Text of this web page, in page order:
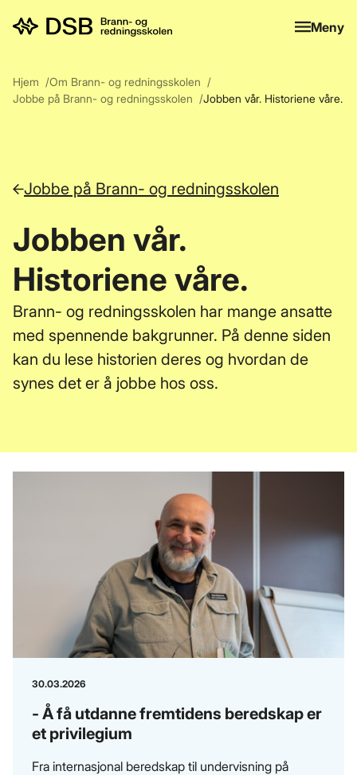
Meny
Meny
Hjem
Om Brann- og redningsskolen
Jobbe på Brann- og redningsskolen
Jobben vår. Historiene våre.
Jobbe på Brann- og redningsskolen
Jobben vår.
Historiene våre.
Brann- og redningsskolen har mange ansatte
med spennende bakgrunner. På denne siden
kan du lese historien deres og hvordan de
synes det er å jobbe hos oss.
30.03.2026
- Å få utdanne fremtidens beredskap er
et privilegium
Fra internasjonal beredskap til undervisning på